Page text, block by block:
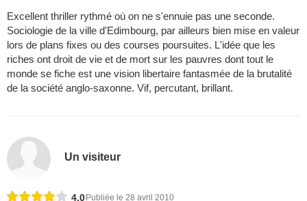
Excellent thriller rythmé où on ne s'ennuie pas une seconde.
Sociologie de la ville d'Edimbourg, par ailleurs bien mise en valeur
lors de plans fixes ou des courses poursuites. L'idée que les
riches ont droit de vie et de mort sur les pauvres dont tout le
monde se fiche est une vision libertaire fantasmée de la brutalité
de la société anglo-saxonne. Vif, percutant, brillant.
Un visiteur
4,0 Publiée le 28 avril 2010